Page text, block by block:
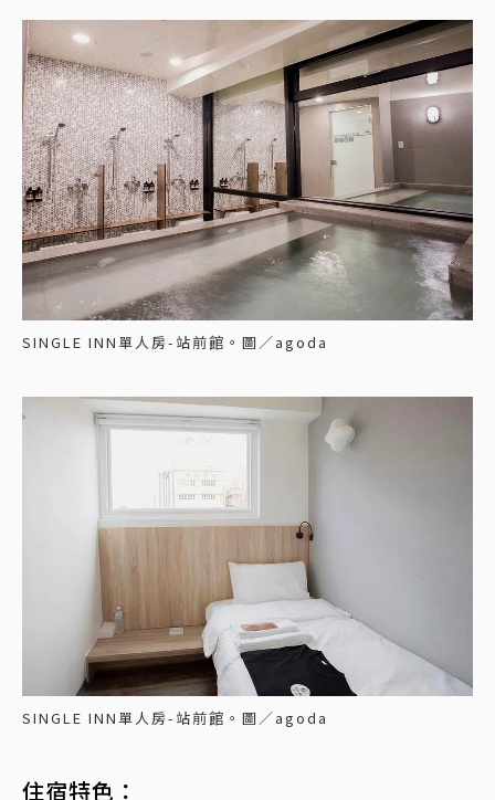
SINGLE INN單人房-站前館。圖／agoda
SINGLE INN單人房-站前館。圖／agoda
住宿特色：